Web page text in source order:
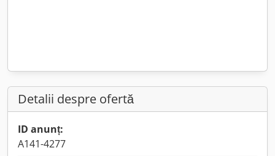
Detalii despre ofertă
ID anunț:
A141-4277